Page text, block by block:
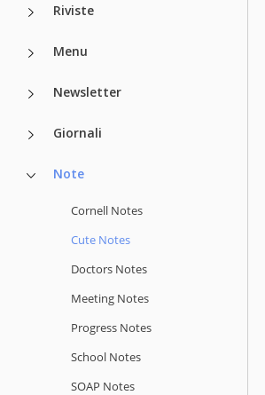
Riviste
Menu
Newsletter
Giornali
Note
Cornell Notes
Cute Notes
Doctors Notes
Meeting Notes
Progress Notes
School Notes
SOAP Notes